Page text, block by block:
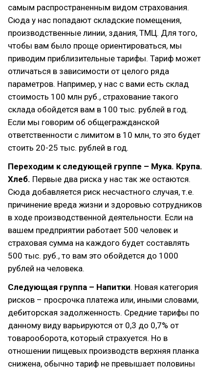
самым распространенным видом страхования.
Сюда у нас попадают складские помещения,
производственные линии, здания, ТМЦ. Для того,
чтобы вам было проще ориентироваться, мы
приводим приблизительные тарифы. Тариф может
отличаться в зависимости от целого ряда
параметров. Например, у нас с вами есть склад
стоимость 100 млн руб., страхование такого
склада обойдется вам в 100 тыс. рублей в год.
Если мы говорим об общегражданской
ответственности с лимитом в 10 млн, то это будет
стоить 20-25 тыс. рублей в год.
Переходим к следующей группе – Мука. Крупа.
Хлеб. Первые два риска у нас так же остаются.
Сюда добавляется риск несчастного случая, т.е.
причинение вреда жизни и здоровью сотрудников
в ходе производственной деятельности. Если на
вашем предприятии работает 500 человек и
страховая сумма на каждого будет составлять
500 тыс. руб., то вам это обойдется до 1000
рублей на человека.
Следующая группа – Напитки. Новая категория
рисков – просрочка платежа или, иными словами,
дебиторская задолженность. Средние тарифы по
данному виду варьируются от 0,3 до 0,7% от
товарооборота, который страхуется. Но в
отношении пищевых производств верхняя планка
снижена, обычно тариф не превышает половины